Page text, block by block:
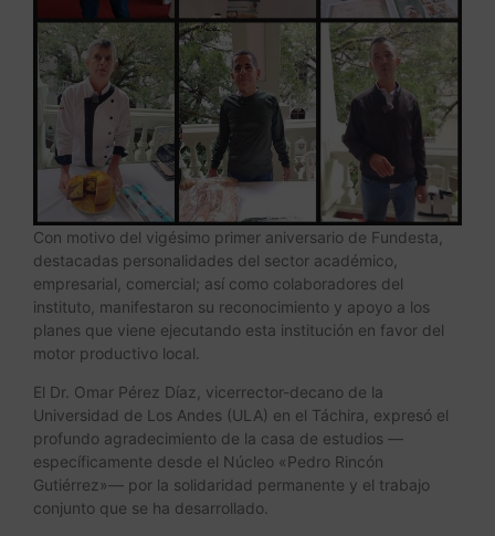
Con motivo del vigésimo primer aniversario de Fundesta,
destacadas personalidades del sector académico,
empresarial, comercial; así como colaboradores del
instituto, manifestaron su reconocimiento y apoyo a los
planes que viene ejecutando esta institución en favor del
motor productivo local.
El Dr. Omar Pérez Díaz, vicerrector-decano de la
Universidad de Los Andes (ULA) en el Táchira, expresó el
profundo agradecimiento de la casa de estudios —
específicamente desde el Núcleo «Pedro Rincón
Gutiérrez»— por la solidaridad permanente y el trabajo
conjunto que se ha desarrollado.